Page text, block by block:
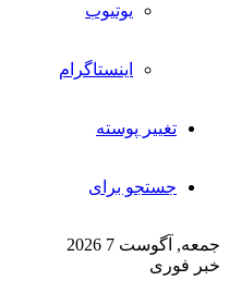
یوتیوب
اینستاگرام
تغییر پوسته
جستجو برای
جمعه, آگوست 7 2026
خبر فوری